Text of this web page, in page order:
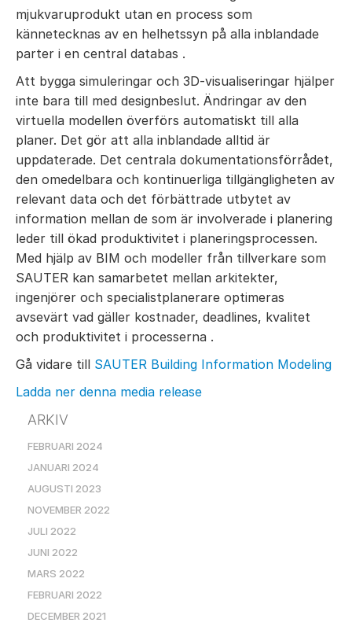
mjukvaruprodukt utan en process som
kännetecknas av en helhetssyn på alla inblandade
parter i en central databas .
Att bygga simuleringar och 3D-visualiseringar hjälper
inte bara till med designbeslut. Ändringar av den
virtuella modellen överförs automatiskt till alla
planer. Det gör att alla inblandade alltid är
uppdaterade. Det centrala dokumentationsförrådet,
den omedelbara och kontinuerliga tillgängligheten av
relevant data och det förbättrade utbytet av
information mellan de som är involverade i planering
leder till ökad produktivitet i planeringsprocessen.
Med hjälp av BIM och modeller från tillverkare som
SAUTER kan samarbetet mellan arkitekter,
ingenjörer och specialistplanerare optimeras
avsevärt vad gäller kostnader, deadlines, kvalitet
och produktivitet i processerna .
Gå vidare till SAUTER Building Information Modeling
Ladda ner denna media release
ARKIV
FEBRUARI 2024
JANUARI 2024
AUGUSTI 2023
NOVEMBER 2022
JULI 2022
JUNI 2022
MARS 2022
FEBRUARI 2022
DECEMBER 2021